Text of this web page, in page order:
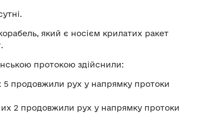
який є носієм крилатих ракет
протокою здійснили:
продовжили рух у напрямку протоки
2 продовжили рух у напрямку протоки